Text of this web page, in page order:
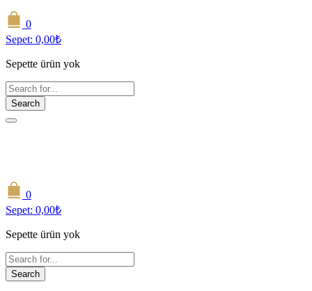
0
Sepet: 0,00₺
Sepette ürün yok
Search
0
Sepet: 0,00₺
Sepette ürün yok
Search